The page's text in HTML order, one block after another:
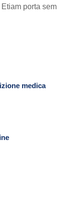
porta sem
medica